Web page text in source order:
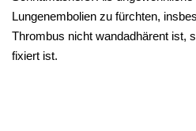
Lungenembolien zu fürchten,
Thrombus nicht wandadhärent ist,
fixiert ist.